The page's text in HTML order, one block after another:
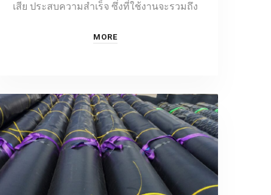
เสีย ประสบความสำเร็จ ซึ่งที่ใช้งานจะรวมถึง
MORE